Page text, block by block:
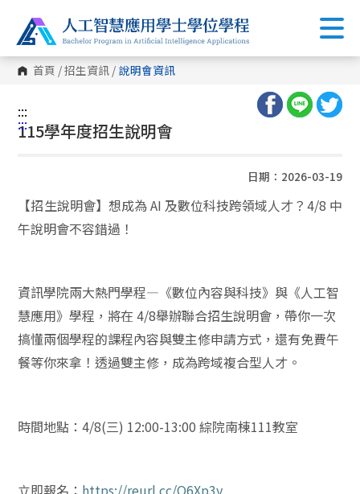
首頁 /招生資訊 / 說明會資訊
:::
:::
115學年度招生說明會
日期：2026-03-19
【招生說明會】想成為 AI 及數位科技跨領域人才？4/8 中
午說明會不容錯過！
資訊學院兩大熱門學程—《數位內容與科技》與《人工智
慧應用》學程，將在 4/8舉辦聯合招生說明會，帶你一次
搞懂兩個學程的課程內容與雙主修申請方式，還有免費午
餐等你來拿！透過雙主修，成為跨域複合型人才。
時間地點：4/8(三) 12:00-13:00 綜院南棟111教室
立即報名： https://reurl.cc/O6Xp3y